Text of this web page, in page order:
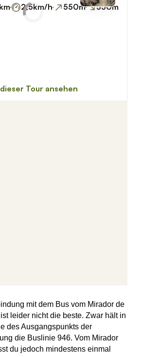
mit dem Bus vom Mirador de
leider nicht die beste. Zwar hält in
des Ausgangspunkts der
die Buslinie 946. Vom Mirador
du jedoch mindestens einmal